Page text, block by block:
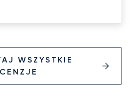
WSZYSTKIE